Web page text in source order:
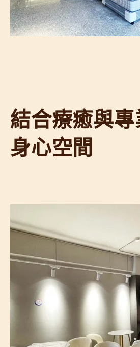
結合療癒與
身心空間